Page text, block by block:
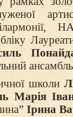
школи
Марія
Ірина